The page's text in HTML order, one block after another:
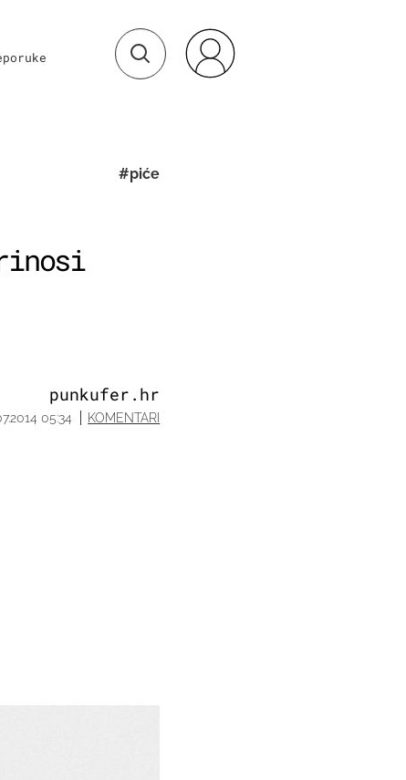
#piće
punkufer.hr
05:34 KOMENTARI